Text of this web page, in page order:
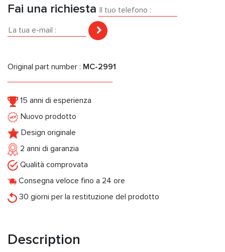
Fai una richiesta
Original part number : MC-2991
15 anni di esperienza
Nuovo prodotto
Design originale
2 anni di garanzia
Qualità comprovata
Consegna veloce fino a 24 ore
30 giorni per la restituzione del prodotto
Description